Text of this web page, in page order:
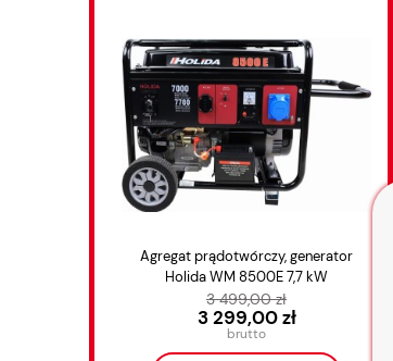
Agregat prądotwórczy, generator
Holida WM 8500E 7,7 kW
3 499,00 zł
3 299,00 zł